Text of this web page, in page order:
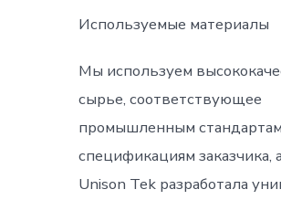
Используемые материалы
Мы используем
сырье, соответствующее
промышленным
спецификациям заказчика,
Unison Tek разработала